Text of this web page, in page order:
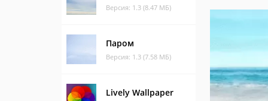
Версия: 1.3 (8.47 МБ)
Паром
Версия: 1.3 (7.58 МБ)
Lively Wallpaper